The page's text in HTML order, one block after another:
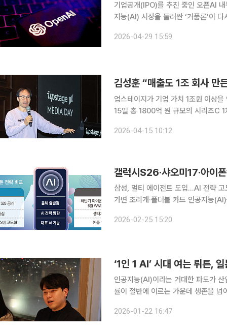
기업공개(IPO)를 추진 중인 오픈AI
지능(AI) 시장을 둘러싼 ‘거품론’이
무책임자(CFO)는 내부 임원에게 “매
2026-04-29 15:59
업스테이지가 기업 가치 1조원 이상
15일 총 1800억 원 규모의 시리즈C
는 이날 자신의 페이스북 글을 통해 “
2026-04-15 10:12
갤럭시S26·샤오미17·아이
삼성, 멀티 에이전트 도입…AI 전략 고
가변 조리개·폴더블 카드 인공지능(AI)을 전면에 내세운 글로벌 제조사들의 플래그십 전략이 잇따라
메라 고도화, 프라이버시 기술을 앞세
2026-02-25 15:20
‘1인 1 AI’ 시대 여는 뤼튼,
인공지능(AI)이라는 거대한 파도가
률이 절반에 이르는 가운데 생존을
업데이’ 이후 기자들과 만나 “2030
2026-01-22 16:47